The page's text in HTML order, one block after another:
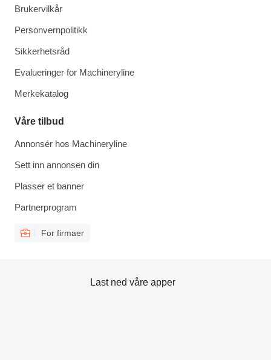
Brukervilkår
Personvernpolitikk
Sikkerhetsråd
Evalueringer for Machineryline
Merkekatalog
Våre tilbud
Annonsér hos Machineryline
Sett inn annonsen din
Plasser et banner
Partnerprogram
For firmaer
Last ned våre apper